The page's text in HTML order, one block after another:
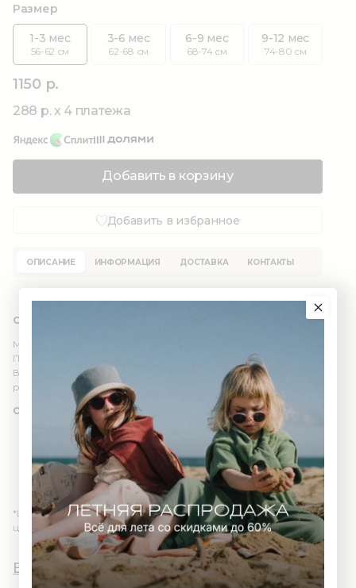
Размер
1-3 мес
56-62 см
3-6 мес
62-68 см
6-9 мес
68-74 см
9-12 мес
74-80 см
1150 р.
288 р. x 4 платежа
Добавить в корзину
Добавить в избранное
ОПИСАНИЕ ИНФОРМАЦИЯ ДОСТАВКА КОНТАКТЫ
Состав: органический хлопок 100% (GOTS)
Милая шапочка-гномик с завязками.
Подходит для самых маленьких.
Выполнена из мягкого гладкого трикотажа или трикотажа в
рубчик.
Обхват головы:
1-3 мес - 36-37 см
3-6 мес - 38-39 см
6-9 мес - 40-41 см
9-12 мес - 42-44 см
*Цвет изделия в реальности может отличаться из-за
цветопередачи различных мониторов.
Вы и AWWW